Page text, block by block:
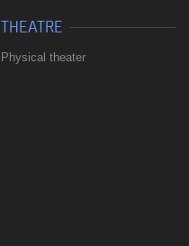
THEATRE
Physical theater